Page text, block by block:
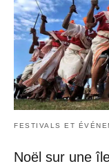
FESTIVALS ET
Noël sur une